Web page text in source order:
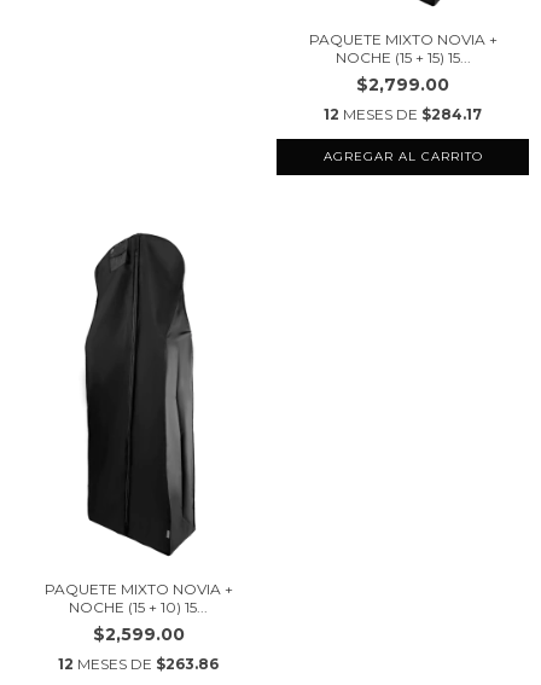
PAQUETE MIXTO NOVIA +
NOCHE (15 + 15) 15...
$2,799.00
12 MESES DE $284.17
AGREGAR AL CARRITO
PAQUETE MIXTO NOVIA +
NOCHE (15 + 10) 15...
$2,599.00
12 MESES DE $263.86